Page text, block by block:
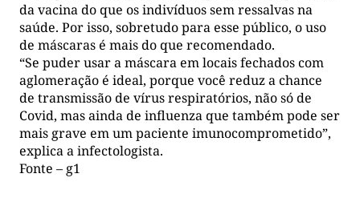
da vacina do que os indivíduos sem ressalvas na
saúde. Por isso, sobretudo para esse público, o uso
de máscaras é mais do que recomendado.
“Se puder usar a máscara em locais fechados com
aglomeração é ideal, porque você reduz a chance
de transmissão de vírus respiratórios, não só de
Covid, mas ainda de influenza que também pode ser
mais grave em um paciente imunocomprometido”,
explica a infectologista.
Fonte – g1